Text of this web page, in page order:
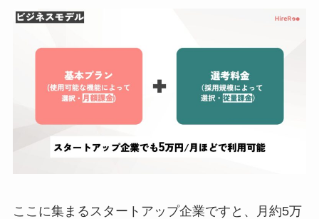
ここに集まるスタートアップ企業ですと、月約5万